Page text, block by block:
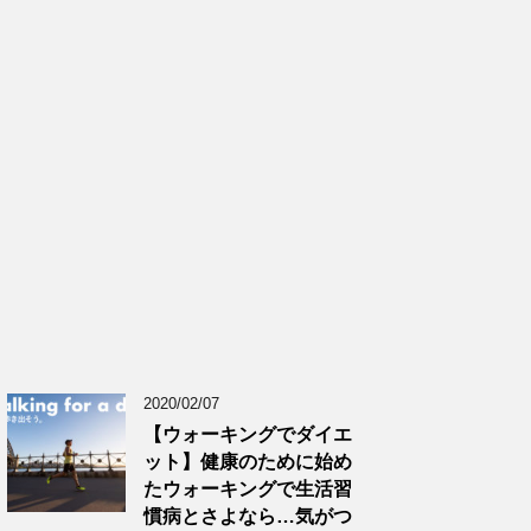
2020/02/07
【ウォーキングでダイエ
ット】健康のために始め
たウォーキングで生活習
慣病とさよなら…気がつ